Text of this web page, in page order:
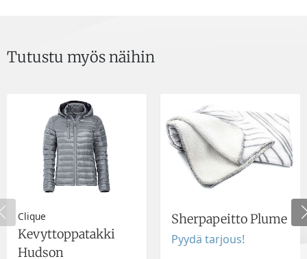
Tutustu myös näihin
Clique
Kevyttoppatakki
Hudson
Sherpapeitto Plume
Pyydä tarjous!